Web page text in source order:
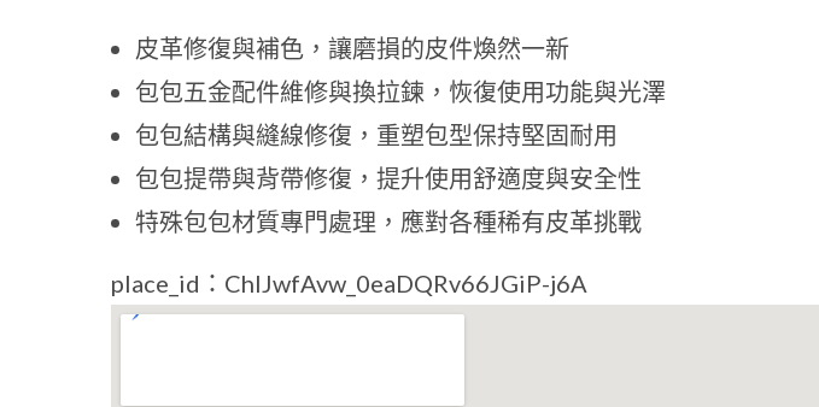
皮革修復與補色，讓磨損的皮件煥然一新
包包五金配件維修與換拉鍊，恢復使用功能與光澤
包包結構與縫線修復，重塑包型保持堅固耐用
包包提帶與背帶修復，提升使用舒適度與安全性
特殊包包材質專門處理，應對各種稀有皮革挑戰
place_id：ChIJwfAvw_0eaDQRv66JGiP-j6A